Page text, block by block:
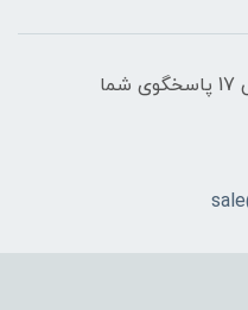
شنبه تا پنج شنبه ، از ساعت 9 الی 17 پاسخگوی شما